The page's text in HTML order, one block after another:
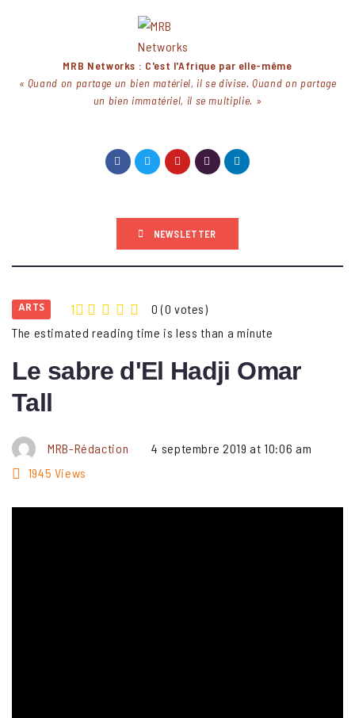
MRB Networks : C'est l'Afrique par elle-même
« Quand on partage un bien matériel, il se divise. Quand on partage
un bien immatériel, il se multiplie. »
NEWSLETTER
ARTS 1 0 (0 votes)
The estimated reading time is less than a minute
Le sabre d'El Hadji Omar
Tall
MRB-Rédaction
4 septembre 2019 at 10:06 am
1945 Views